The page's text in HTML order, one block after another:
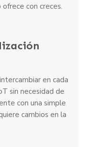
con creces.
en cada
sin necesidad de
con una simple
cambios en la